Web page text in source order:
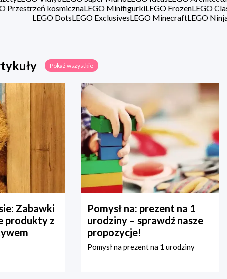
Przestrzeń kosmicznaLEGO MinifigurkiLEGO FrozenLEGO
LEGO DotsLEGO ExclusivesLEGO MinecraftLEGO
Pokaż wszystkie
Zabawki
produkty z
Pomysł na: prezent na 1
urodziny – sprawdź nasze
propozycje!
Pomysł na prezent na 1 urodziny